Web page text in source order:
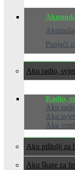
Punjači
Aku radio,
Radio,
Aku
Aku
Aku
Aku pištolji za
Aku škare za